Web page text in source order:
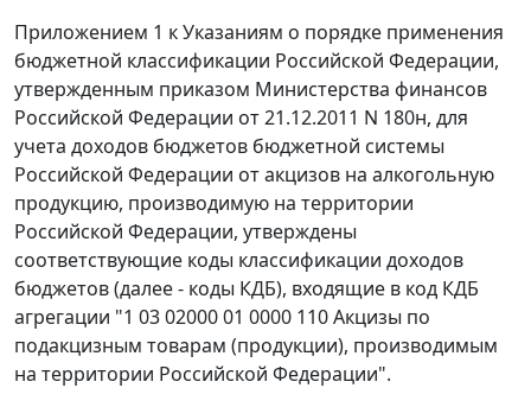
Приложением 1 к Указаниям о порядке применения
бюджетной классификации Российской Федерации,
утвержденным приказом Министерства финансов
Российской Федерации от 21.12.2011 N 180н, для
учета доходов бюджетов бюджетной системы
Российской Федерации от акцизов на алкогольную
продукцию, производимую на территории
Российской Федерации, утверждены
соответствующие коды классификации доходов
бюджетов (далее - коды КДБ), входящие в код КДБ
агрегации "1 03 02000 01 0000 110 Акцизы по
подакцизным товарам (продукции), производимым
на территории Российской Федерации".